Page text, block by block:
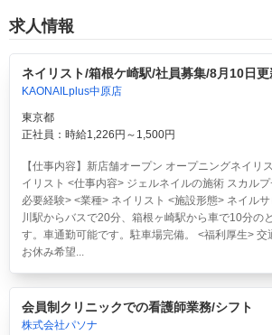
求人情報
ネイリスト/箱根ケ崎駅/社員募集/8月10日更
KAONAILplus中原店
東京都
正社員：時給1,226円～1,500円
【仕事内容】新店舗オープン オープニングネイリ
イリスト <仕事内容> ジェルネイルの施術 スカル
必要経験> <業種> ネイリスト <施設形態> ネイル
川駅からバスで20分、箱根ヶ崎駅から車で10分の
す。車通勤可能です。駐車場完備。 <福利厚生> 交
お休み希望...
会員制クリニックでの看護師業務/シフト
株式会社パソナ